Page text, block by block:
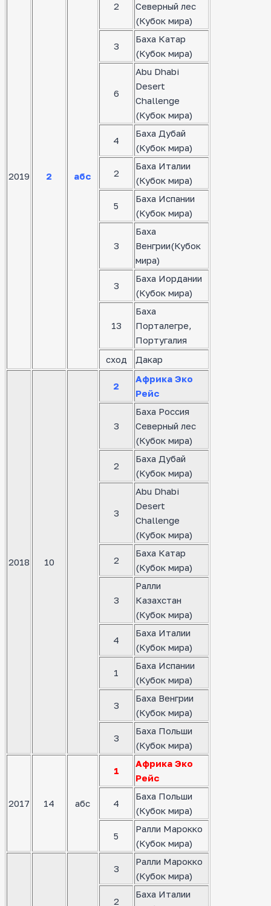
2019 2 абс
2
Северный лес
(Кубок мира)
3
Баха Катар
(Кубок мира)
6
Abu Dhabi
Desert
Challenge
(Кубок мира)
4
Баха Дубай
(Кубок мира)
2
Баха Италии
(Кубок мира)
5
Баха Испании
(Кубок мира)
3
Баха
Венгрии(Кубок
мира)
3
Баха Иордании
(Кубок мира)
13
Баха
Порталегре,
Португалия
сход
Дакар
2018 10
2
Африка Эко
Рейс
3
Баха Россия
Северный лес
(Кубок мира)
2
Баха Дубай
(Кубок мира)
3
Abu Dhabi
Desert
Challenge
(Кубок мира)
2
Баха Катар
(Кубок мира)
3
Ралли
Казахстан
(Кубок мира)
4
Баха Италии
(Кубок мира)
1
Баха Испании
(Кубок мира)
3
Баха Венгрии
(Кубок мира)
3
Баха Польши
(Кубок мира)
2017 14 абс
1
Африка Эко
Рейс
4
Баха Польши
(Кубок мира)
5
Ралли Марокко
(Кубок мира)
3
Ралли Марокко
(Кубок мира)
2
Баха Италии